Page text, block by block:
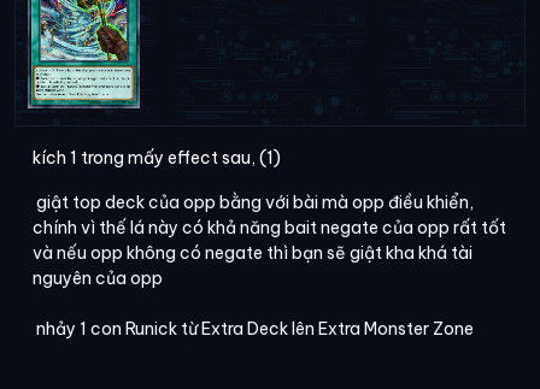
kích 1 trong mấy effect sau, (1)
giật top deck của opp bằng với bài mà opp điều khiển,
chính vì thế lá này có khả năng bait negate của opp rất tốt
và nếu opp không có negate thì bạn sẽ giật kha khá tài
nguyên của opp
nhảy 1 con Runick từ Extra Deck lên Extra Monster Zone